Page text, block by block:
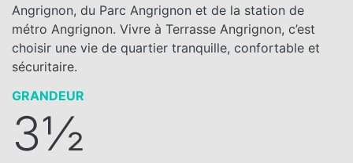
Angrignon, du Parc Angrignon et de la station de
métro Angrignon. Vivre à Terrasse Angrignon, c’est
choisir une vie de quartier tranquille, confortable et
sécuritaire.
GRANDEUR
3½